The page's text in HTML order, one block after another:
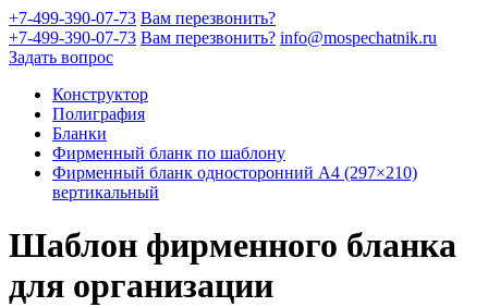
+7-499-390-07-73 Вам перезвонить?
+7-499-390-07-73 Вам перезвонить? info@mospechatnik.ru
Задать вопрос
Конструктор
Полиграфия
Бланки
Фирменный бланк по шаблону
Фирменный бланк односторонний A4 (297×210)
вертикальный
Шаблон фирменного бланка
для организации